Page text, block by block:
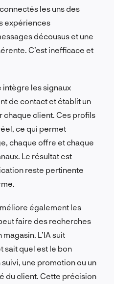
les uns des
expériences
décousus et une
C’est inefficace et
intègre les signaux
de contact et établit un
chaque client. Ces profils
ce qui permet
chaque offre et chaque
Le résultat est
reste pertinente
également les
faire des recherches
L’IA suit
sait quel est le bon
une promotion ou un
du client. Cette précision